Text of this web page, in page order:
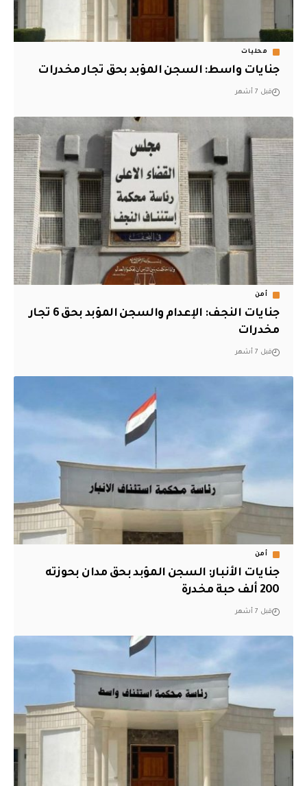
محليات
جنايات واسط: السجن المؤبد بحق تجار مخدرات
قبل 7 أشهر
أمن
جنايات النجف: الإعدام والسجن المؤبد بحق 6 تجار
مخدرات
قبل 7 أشهر
أمن
جنايات الأنبار: السجن المؤبد بحق مدان بحوزته
200 ألف حبة مخدرة
قبل 7 أشهر